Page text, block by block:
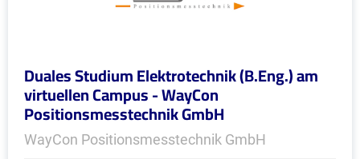
Duales Studium Elektrotechnik (B.Eng.) am
virtuellen Campus - WayCon
Positionsmesstechnik GmbH
WayCon Positionsmesstechnik GmbH